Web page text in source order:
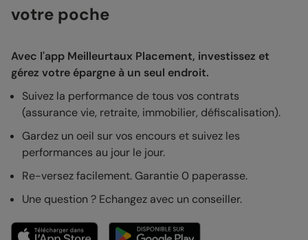
votre poche
Avec l'app Meilleurtaux Placement, investissez et
gérez votre épargne à un seul endroit.
Suivez la performance de tous vos contrats
(assurance vie, retraite, immobilier, défiscalisation).
Gardez un oeil sur vos encours et suivez les
performances au jour le jour.
Re-versez facilement. Garantie 0 paperasse.
Une question ? Echangez avec un conseiller.